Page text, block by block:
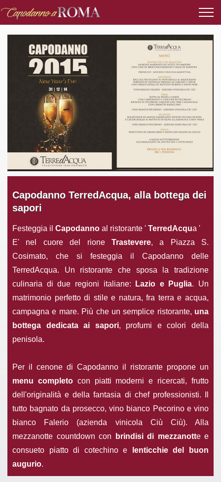
Capodanno TerredAcqua, alla bottega dei
sapori
Festeggia il Capodanno al ristorante ' TerredAcqua '
E' nel cuore del rione Trastevere, a Piazza S.
Cosimato, che si festeggia il Capodanno delle
TerredAcqua. Un ristorante che sposa la tradizione
culinaria di due regioni italiane:
Lazio e Puglia. Un
matrimonio perfetto di stile e natura, fra terra e acqua,
campagna e mare. Più che un semplice ristorante, una
bottega dedicata ai sapori, profumi e colori della
penisola.
Per il cenone di Capodanno il ristorante propone un
menu completocon piatti moderni e ricercati, frutto
dell'originalità e della fantasia di chef professionisti. Il
tutto bagnato da prosecco, vino bianco Pecorino e vino
bianco Falerio (azienda vinicola Ciù Ciù). Alla
mezzanotte countdown con
brindisi di mezzanotte e
consueto piatto di cotechino e
lenticchie del buon
augurio.